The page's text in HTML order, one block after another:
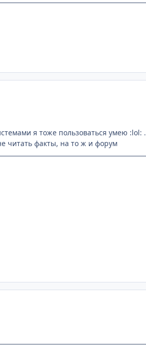
я тоже пользоваться умею :lol:
читать факты, на то ж и форум